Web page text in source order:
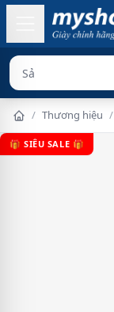
Sản phẩm chín
/ Thương hiệu /
🎁 SIÊU SALE 🎁